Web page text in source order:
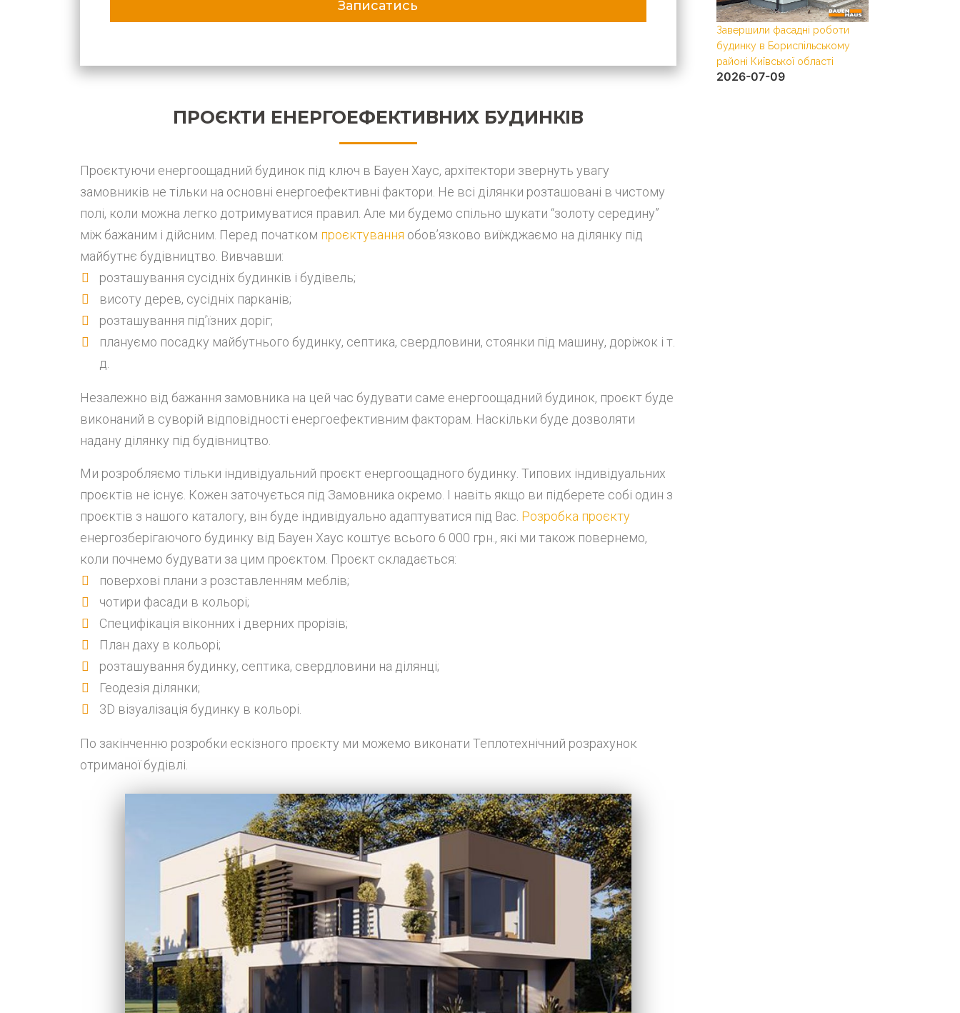
ПРОЄКТИ ЕНЕРГОЕФЕКТИВНИХ БУДИНКІВ
Проєктуючи енергоощадний будинок під ключ в Бауен Хаус, архітектори звернуть увагу
замовників не тільки на основні енергоефективні фактори. Не всі ділянки розташовані в чистому
полі, коли можна легко дотримуватися правил. Але ми будемо спільно шукати “золоту середину”
між бажаним і дійсним. Перед початком проєктування обов’язково виїжджаємо на ділянку під
майбутнє будівництво. Вивчавши:
розташування сусідніх будинків і будівель;
висоту дерев, сусідніх парканів;
розташування під’їзних доріг;
плануємо посадку майбутнього будинку, септика, свердловини, стоянки під машину, доріжок і т.
д.
Незалежно від бажання замовника на цей час будувати саме енергоощадний будинок, проєкт буде
виконаний в суворій відповідності енергоефективним факторам. Наскільки буде дозволяти
надану ділянку під будівництво.
Ми розробляємо тільки індивідуальний проєкт енергоощадного будинку. Типових індивідуальних
проєктів не існує. Кожен заточується під Замовника окремо. І навіть якщо ви підберете собі один з
проєктів з нашого каталогу, він буде індивідуально адаптуватися під Вас. Розробка проєкту
енергозберігаючого будинку від Бауен Хаус коштує всього 6 000 грн., які ми також повернемо,
коли почнемо будувати за цим проєктом. Проєкт складається:
поверхові плани з розставленням меблів;
чотири фасади в кольорі;
Специфікація віконних і дверних прорізів;
План даху в кольорі;
розташування будинку, септика, свердловини на ділянці;
Геодезія ділянки;
3D візуалізація будинку в кольорі.
По закінченню розробки ескізного проєкту ми можемо виконати Теплотехнічний розрахунок
отриманої будівлі.
Завершили фасадні роботи
будинку в Бориспільському
районі Київської області
2026-07-09